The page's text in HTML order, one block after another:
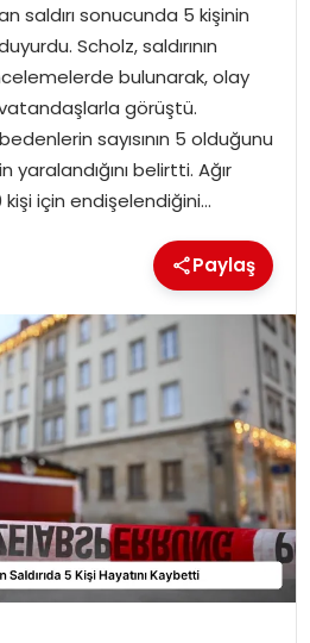
saldırı sonucunda 5 kişinin
Scholz, saldırının
bulunarak, olay
vatandaşlarla görüştü.
sayısının 5 olduğunu
yaralandığını belirtti. Ağır
kişi için endişelendiğini…
Paylaş